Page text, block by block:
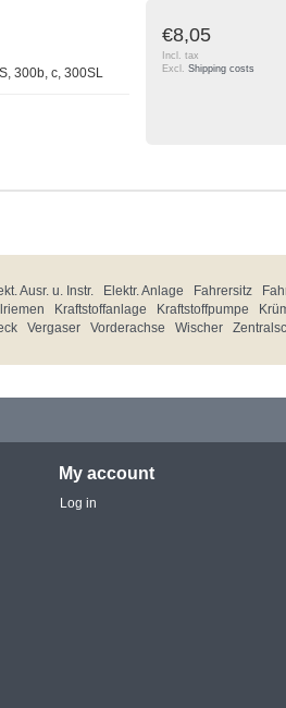
300b, c, 300SL
€8,05
Incl. tax
Excl. Shipping costs
Ausr. u. Instr. Elektr. Anlage Fahrersitz
Kraftstoffanlage Kraftstoffpumpe
Vergaser Vorderachse Wischer
My account
Log in